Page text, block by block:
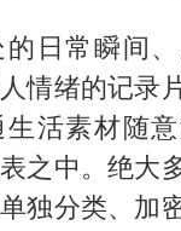
日常瞬间
情绪的记录
活素材随
之中。绝大
独分类、加